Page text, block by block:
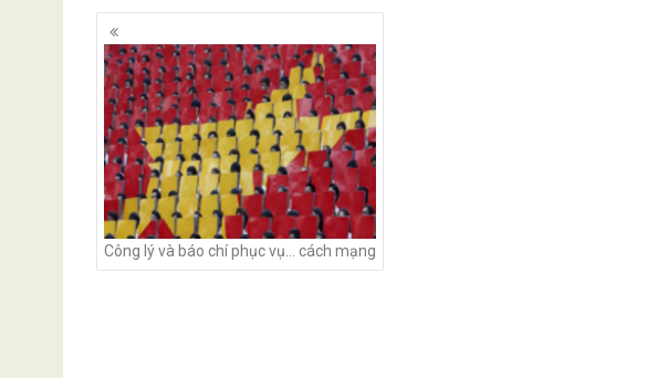
Posts
navigation
Công lý và báo chí phục vụ… cách mạng